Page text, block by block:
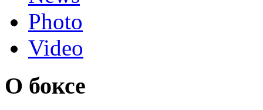
Photo
Video
О боксе